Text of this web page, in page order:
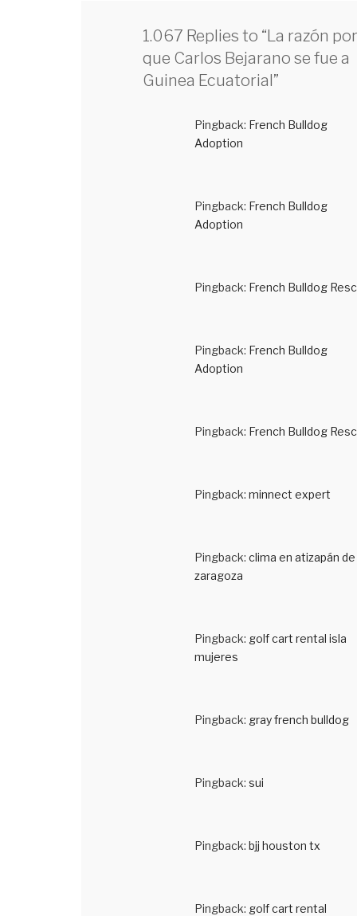
1.067 Replies to “La razón
que Carlos Bejarano se fue a
Guinea Ecuatorial”
Pingback: French Bulldog
Adoption
Pingback: French Bulldog
Adoption
Pingback: French Bulldog
Pingback: French Bulldog
Adoption
Pingback: French Bulldog
Pingback: minnect expert
Pingback: clima en atizapán de
zaragoza
Pingback: golf cart rental isla
mujeres
Pingback: gray french bulldog
Pingback: sui
Pingback: bjj houston tx
Pingback: golf cart rental